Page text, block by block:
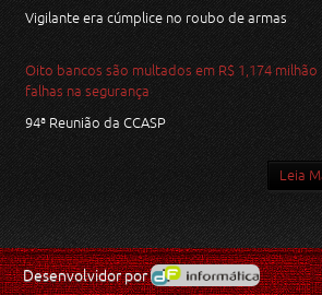
Vigilante era cúmplice no roubo de armas
Oito bancos são multados em R$ 1,174
falhas na segurança
94ª Reunião da CCASP
Leia
Desenvolvidor por